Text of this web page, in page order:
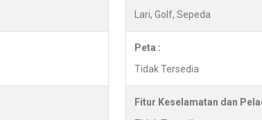
Lari, Golf, Sepeda
Peta :
Tidak Tersedia
Fitur Keselamatan dan